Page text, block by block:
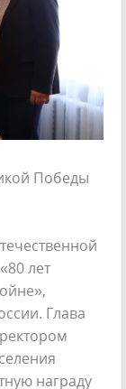
Победы
лет
Глава
награду